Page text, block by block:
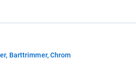
Barttrimmer, Chrom